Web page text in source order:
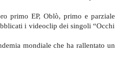
primo EP, Oblò, primo e parziale
i videoclip dei singoli “Occhi
mondiale che ha rallentato un